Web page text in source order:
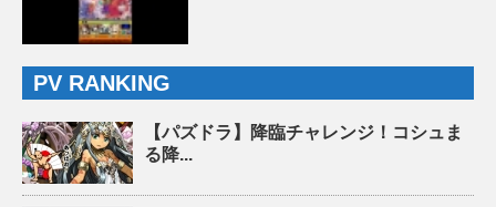
PV RANKING
【パズドラ】降臨チャレンジ！コシュま
る降...